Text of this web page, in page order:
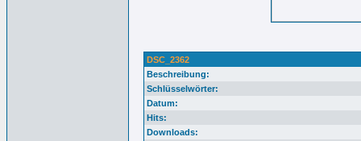
DSC_2362
Beschreibung:
Schlüsselwörter:
Datum:
Hits:
Downloads: